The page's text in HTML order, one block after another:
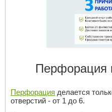
Перфорация
Перфорация делается
отверстий - от 1 до 6.